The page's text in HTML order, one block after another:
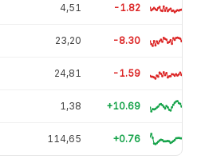
4,51 -1.82
23,20 -8.30
24,81 -1.59
1,38 +10.69
114,65 +0.76